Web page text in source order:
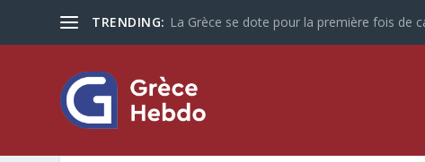
TRENDING: La Grèce se dote pour la première fois de